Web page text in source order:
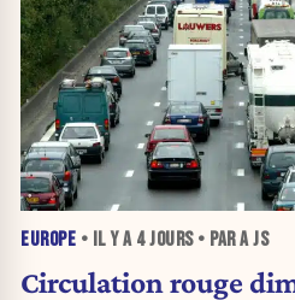
EUROPE • IL Y A 4 JOURS• PAR A JS
Circulation rouge